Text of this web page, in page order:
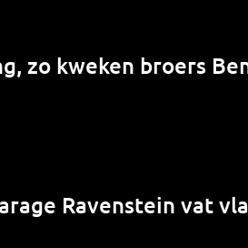
zo kweken broers
Ravenstein vat